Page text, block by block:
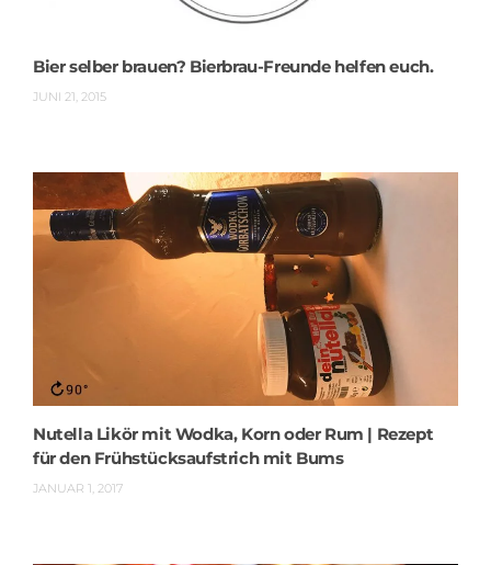
Bier selber brauen? Bierbrau-Freunde helfen euch.
JUNI 21, 2015
Nutella Likör mit Wodka, Korn oder Rum | Rezept
für den Frühstücksaufstrich mit Bums
JANUAR 1, 2017